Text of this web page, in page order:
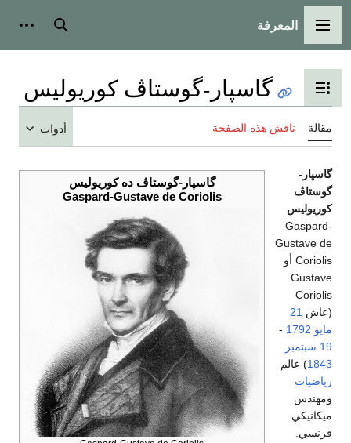
القائمة الرئيسية
المعرفة بحث
تبديل عرض جدول المحتويات
گاسپار-گوستاڤ كوريوليس
مقالة ناقش هذه الصفحة أدوات
گاسپار-گوستاڤ ده كوريوليس
Gaspard-Gustave de Coriolis
گاسپار-
گوستاڤ
كوريوليس
Gaspard-
Gustave de
Coriolis أو
Gustave
Coriolis
(عاش 21
مايو 1792
-
19 سبتمبر
1843) عالم
رياضيات
ومهندس
ميكانيكي
فرنسي.